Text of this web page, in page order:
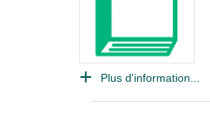
Plus d'information...